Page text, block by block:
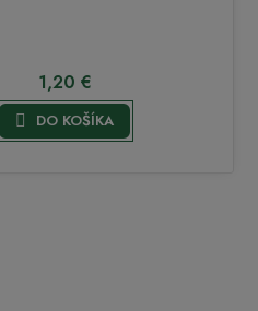
1,20 €

DO KOŠÍKA